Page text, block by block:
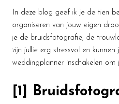
In deze blog geef ik je de tien
organiseren van jouw eigen
je de bruidsfotografie, de
zijn jullie erg stressvol en kunnen
weddingplanner inschakelen om
[1]